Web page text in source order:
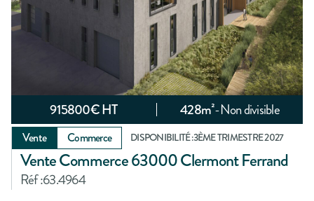
915800€ HT 428m²-Non divisible
Vente Commerce DISPONIBILITÉ :3ÈME TRIMESTRE 2027
Vente Commerce 63000 Clermont Ferrand
Réf :63.4964